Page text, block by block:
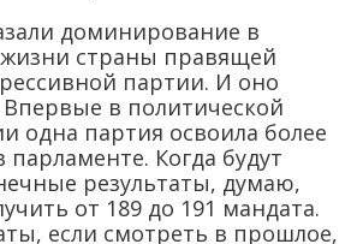
доминирование в
страны правящей
партии. И оно
в политической
одна партия освоила более
парламенте. Когда будут
результаты, думаю,
от 189 до 191 мандата.
если смотреть в прошлое,